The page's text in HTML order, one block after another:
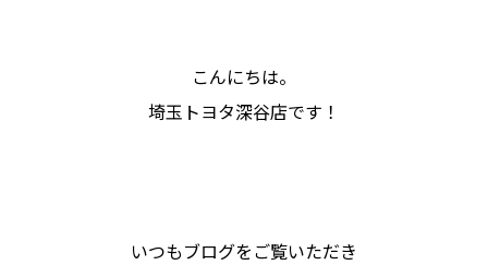
こんにちは。
埼玉トヨタ深谷店です！
いつもブログをご覧いただき